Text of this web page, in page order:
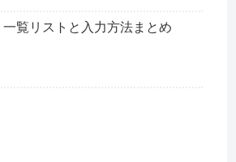
覧リストと入力方法まとめ